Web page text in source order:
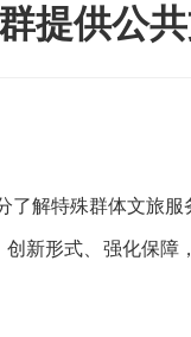
提供公
了解特殊群体文旅服
新形式、强化保